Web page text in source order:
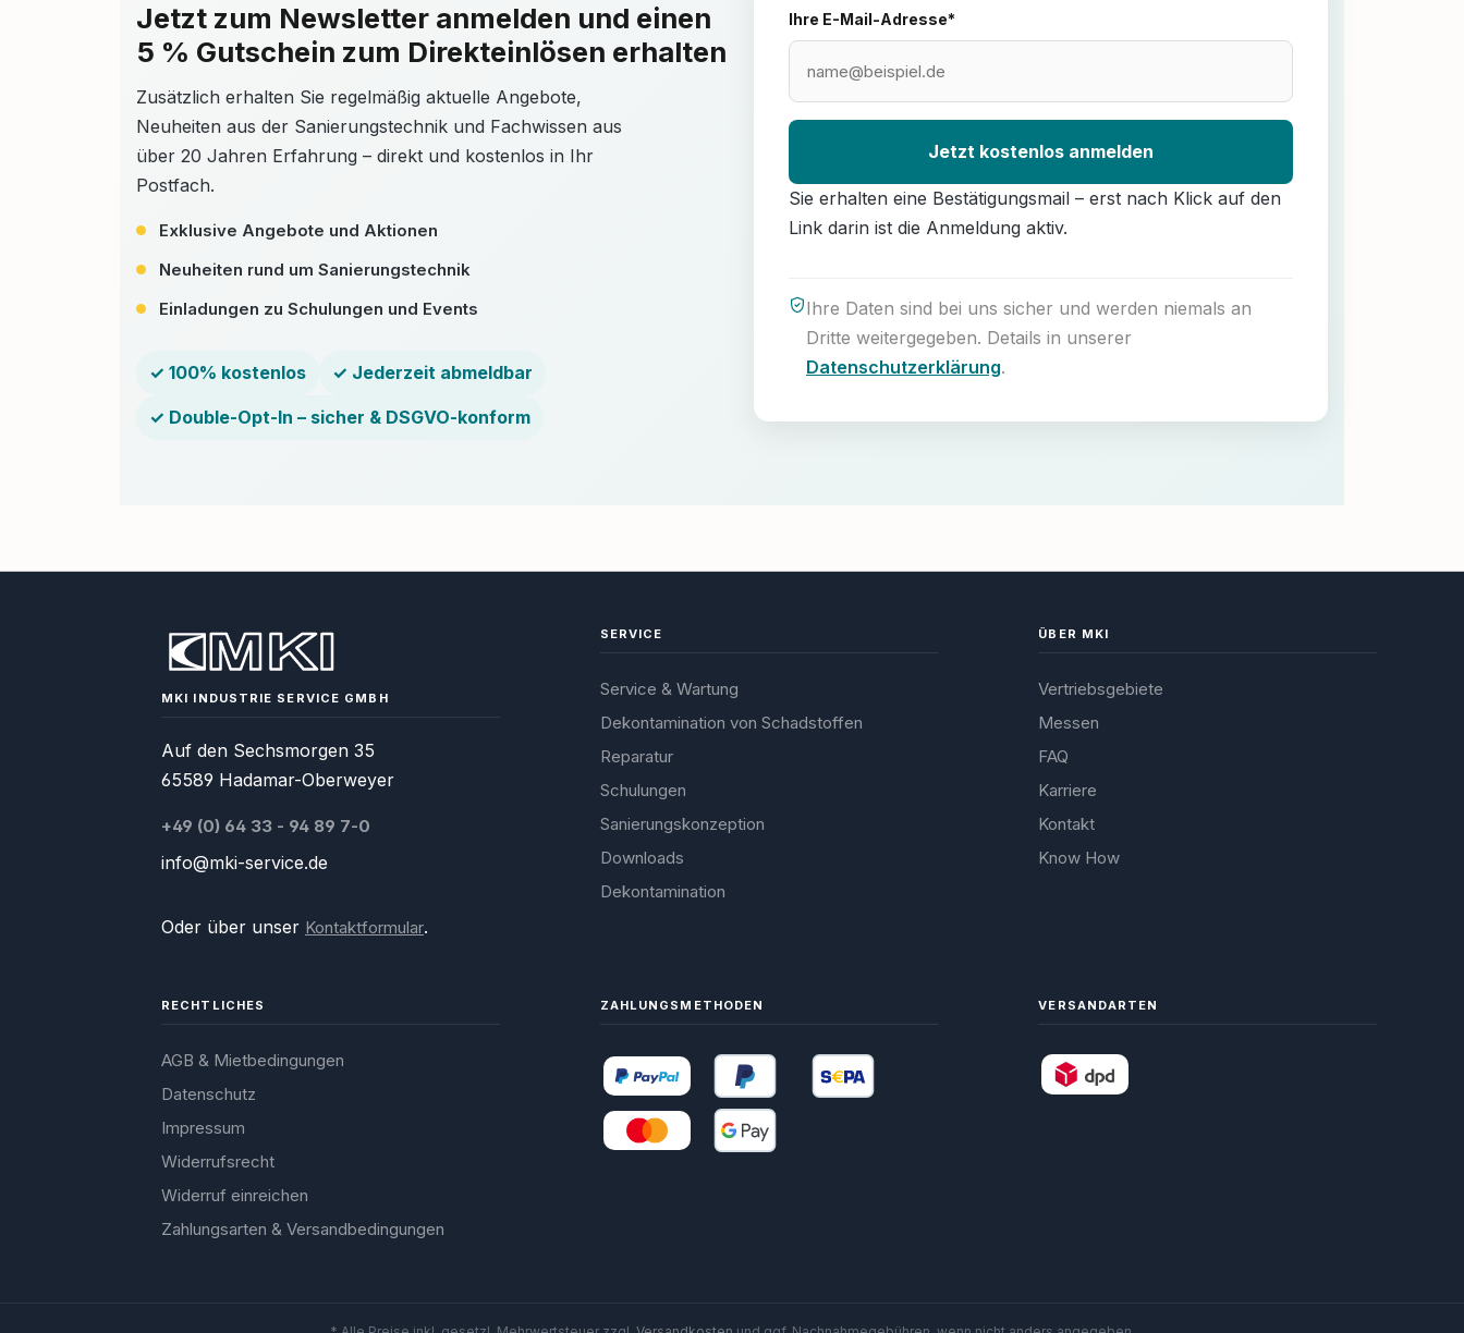
Jetzt zum Newsletter anmelden und einen
5 % Gutschein zum Direkteinlösen erhalten
Zusätzlich erhalten Sie regelmäßig aktuelle Angebote,
Neuheiten aus der Sanierungstechnik und Fachwissen aus
über 20 Jahren Erfahrung – direkt und kostenlos in Ihr
Postfach.
Exklusive Angebote und Aktionen
Neuheiten rund um Sanierungstechnik
Einladungen zu Schulungen und Events
✓ 100% kostenlos ✓ Jederzeit abmeldbar
✓ Double-Opt-In – sicher & DSGVO-konform
Ihre E-Mail-Adresse*
Jetzt kostenlos anmelden
Sie erhalten eine Bestätigungsmail – erst nach Klick auf den
Link darin ist die Anmeldung aktiv.
Ihre Daten sind bei uns sicher und werden niemals an
Dritte weitergegeben. Details in unserer
Datenschutzerklärung.
MKI INDUSTRIE SERVICE GMBH
Auf den Sechsmorgen 35
65589 Hadamar-Oberweyer
+49 (0) 64 33 - 94 89 7-0
info@mki-service.de
Oder über unser Kontaktformular.
SERVICE
Service & Wartung
Dekontamination von Schadstoffen
Reparatur
Schulungen
Sanierungskonzeption
Downloads
Dekontamination
ÜBER MKI
Vertriebsgebiete
Messen
FAQ
Karriere
Kontakt
Know How
RECHTLICHES
AGB & Mietbedingungen
Datenschutz
Impressum
Widerrufsrecht
Widerruf einreichen
Zahlungsarten & Versandbedingungen
ZAHLUNGSMETHODEN VERSANDARTEN